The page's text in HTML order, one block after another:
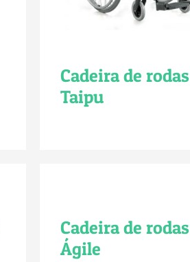
Cadeira de rodas
Taipu
Cadeira de rodas
Ágile